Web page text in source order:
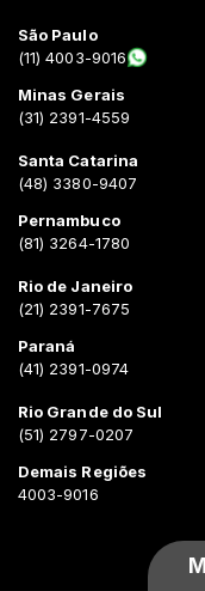
São Paulo
(11) 4003-9016
Minas Gerais
(31) 2391-4559
Santa Catarina
(48) 3380-9407
Pernambuco
(81) 3264-1780
Rio de Janeiro
(21) 2391-7675
Paraná
(41) 2391-0974
Rio Grande do Sul
(51) 2797-0207
Demais Regiões
4003-9016